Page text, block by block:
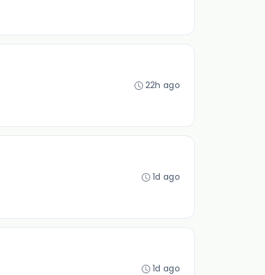
22h ago
1d ago
1d ago